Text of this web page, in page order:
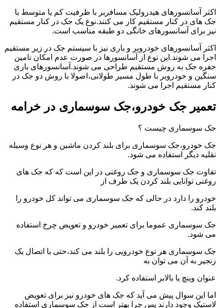
اکثر آسانسورهای هیدرولیک مسافربر با ظرفیت کم یا متوسط با
جک های در کنار مستقیم کار می کنند.نوع یک جک در کنار مستقیم
نیز برای آسانسورهای خانگی دو طبقه مناسب است.
اکثر آسانسورهای خودروبر و باری نیز با سیستم جک در زیر مستقیم
اجرا می شوند.این نوع از آسانسورها در صورت عدم امکان تامین
حفره جک به روش مستقیم طراحی می شوند.آسانسورهای باری
سنگین و خودروبر با طول مسیر طولانی،اصولا با روش دو جک در
کنار مستقیم اجرا می شوند.
تعمیر جک خودرو،جک سوسماری در خرامه
جک سوسماری چیست ؟
جک خودرو،جک سوسماری برای بلند کردن ماشین و هر نوع وسیله
نقلیه دیگر استفاده می شود.
تفاوت جک سوسماری و جک روغنی در این است که که جک های
روغنی توانایی بلند کردن یک طرف از
خودرو را دارد در حالی که جک سوسماری می تواند کل خودرو را
بلند کند.
جک سوسماری عموما برای تعمیر خودرو و تعویض چرخ استفاده
می شود.
جک سوسماری هر نوع خودرویی را بلند می کند،حتی با اتصال یک
زنجیر به آن می توان به
عنوان وینچ یا بالابر استفاده کرد.
اما این سوال پیش می آید که جک های خودرو نیز برای تعویض
لاستیک وجود دارند پس چرا بهتر است از جک سوسماری استفاده